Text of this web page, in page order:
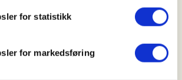
for statistikk
for markedsføring